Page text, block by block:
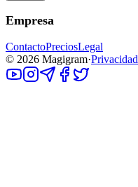
Empresa
ContactoPreciosLegal
© 2026 Magigram·Privacidad